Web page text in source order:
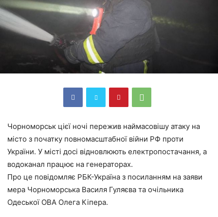
Чорноморськ цієї ночі пережив наймасовішу атаку на
місто з початку повномасштабної війни РФ проти
України. У місті досі відновлюють електропостачання, а
водоканал працює на генераторах.
Про це повідомляє РБК-Україна з посиланням на заяви
мера Чорноморська Василя Гуляєва та очільника
Одеської ОВА Олега Кіпера.